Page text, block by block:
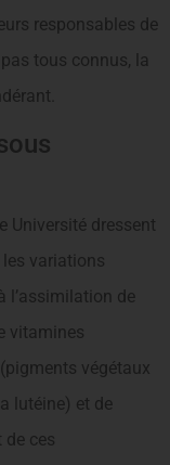
responsables de
tous connus, la
Université dressent
variations
l’assimilation de
vitamines
végétaux
lutéine) et de
de ces